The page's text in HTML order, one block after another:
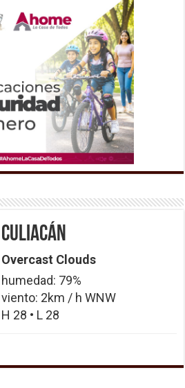
Culiacán
Overcast Clouds
humedad: 79%
viento: 2km / h WNW
H 28 • L 28